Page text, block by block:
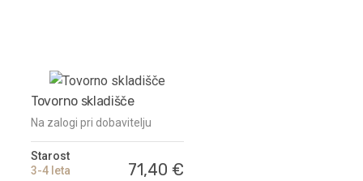
Tovorno skladišče
Na zalogi pri dobavitelju
Starost
3-4 leta
71,40 €